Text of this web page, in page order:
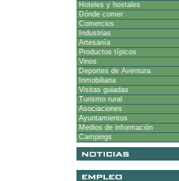
Hoteles y hostales
Dónde comer
Comercios
Industrias
Artesanía
Productos típicos
Vinos
Deportes de Aventura
Inmobiliaria
Visitas guiadas
Turismo rural
Asociaciones
Ayuntamientos
Medios de información
Campings